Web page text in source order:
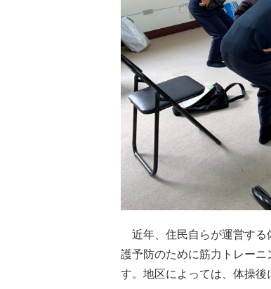
近年、住民自らが運営する
護予防のために筋力トレー
す。地区によっては、体操後